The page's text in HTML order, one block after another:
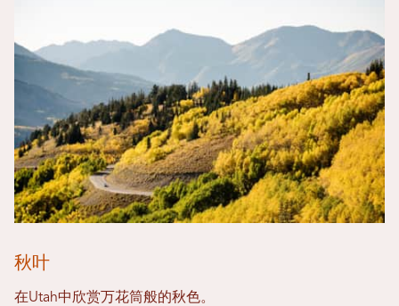
秋叶
在Utah中欣赏万花筒般的秋色。